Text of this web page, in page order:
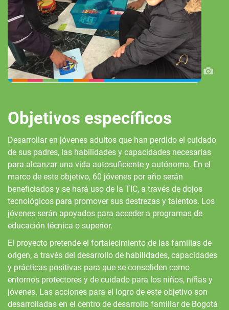
Objetivos específicos
Desarrollar en jóvenes adultos que han perdido el cuidado
de sus padres, las habilidades y capacidades necesarias
para alcanzar una vida autosuficiente y autónoma. En el
marco de este objetivo, 60 jóvenes por año serán
beneficiados y se hará uso de la TIC, a través de dojos
tecnológicos para promover sus destrezas y talentos. Los
jóvenes serán apoyados para acceder a programas de
educación técnica o superior.
El proyecto pretende el fortalecimiento de las familias de
origen, a través del desarrollo de habilidades, capacidades
y prácticas positivas para que se consoliden como
entornos protectores y de cuidado para los niños, niñas y
jóvenes. Las acciones para el logro de este objetivo son
desarrolladas en el centro de desarrollo familiar de Bogotá